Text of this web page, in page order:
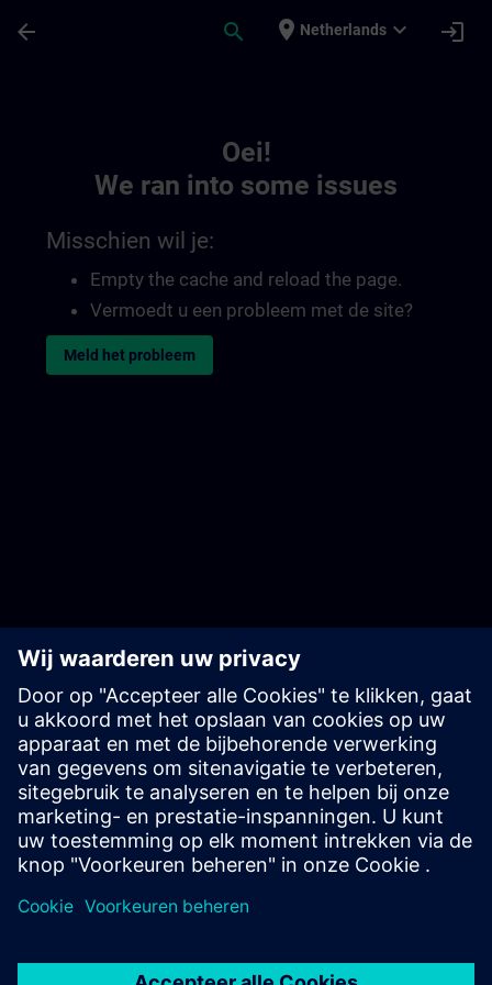
arrow_back search place Netherlands expand_more login
Oei!
We ran into some issues
Misschien wil je:
Empty the cache and reload the page.
Vermoedt u een probleem met de site?
Meld het probleem